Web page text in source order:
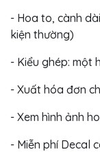
- Hoa to, cành
kiện thường)
- Kiểu ghép: một
- Xuất hóa đơn
- Xem hình ảnh
- Miễn phí Decal